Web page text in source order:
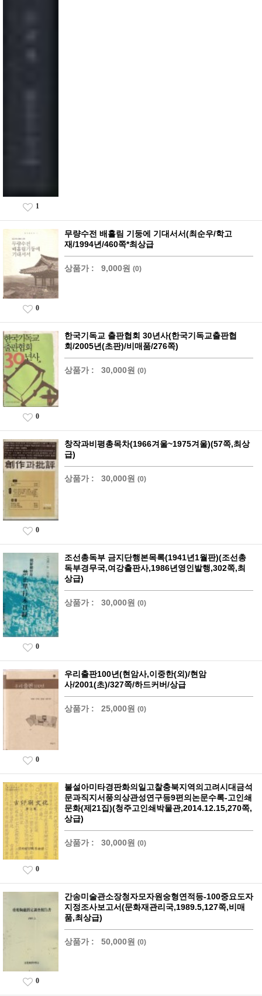
1
무량수전 배흘림 기둥에 기대서서(최순우/학고
재/1994년/460쪽*최상급
상품가 : 9,000원 (0)
0
한국기독교 출판협회 30년사(한국기독교출판협
회/2005년(초판)/비매품/276쪽)
상품가 : 30,000원 (0)
0
창작과비평총목차(1966겨울~1975겨울)(57쪽,최상
급)
상품가 : 30,000원 (0)
0
조선총독부 금지단행본목록(1941년1월판)(조선총
독부경무국,여강출판사,1986년영인발행,302쪽,최
상급)
상품가 : 30,000원 (0)
0
우리출판100년(현암사,이중한(외)/현암
사/2001(초)/327쪽/하드커버/상급
상품가 : 25,000원 (0)
0
불설아미타경판화의일고찰충북지역의고려시대금석
문과직지서풍의상관성연구등9편의논문수록-고인쇄
문화(제21집)(청주고인쇄박물관,2014.12.15,270쪽,
상급)
상품가 : 30,000원 (0)
0
간송미술관소장청자모자원숭형연적등-100중요도자
지정조사보고서(문화재관리국,1989.5,127쪽,비매
품,최상급)
상품가 : 50,000원 (0)
0